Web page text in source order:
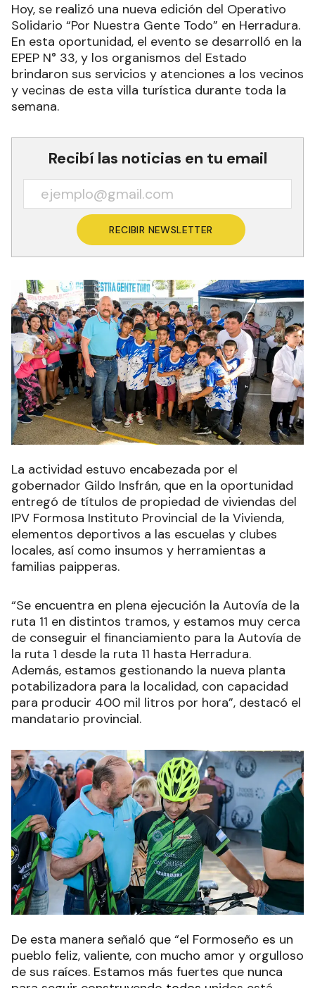
Hoy, se realizó una nueva edición del Operativo
Solidario “Por Nuestra Gente Todo” en Herradura.
En esta oportunidad, el evento se desarrolló en la
EPEP N° 33, y los organismos del Estado
brindaron sus servicios y atenciones a los vecinos
y vecinas de esta villa turística durante toda la
semana.
Recibí las noticias en tu email
RECIBIR NEWSLETTER
La actividad estuvo encabezada por el
gobernador Gildo Insfrán, que en la oportunidad
entregó de títulos de propiedad de viviendas del
IPV Formosa Instituto Provincial de la Vivienda,
elementos deportivos a las escuelas y clubes
locales, así como insumos y herramientas a
familias paipperas.
“Se encuentra en plena ejecución la Autovía de la
ruta 11 en distintos tramos, y estamos muy cerca
de conseguir el financiamiento para la Autovía de
la ruta 1 desde la ruta 11 hasta Herradura.
Además, estamos gestionando la nueva planta
potabilizadora para la localidad, con capacidad
para producir 400 mil litros por hora”, destacó el
mandatario provincial.
De esta manera señaló que “el Formoseño es un
pueblo feliz, valiente, con mucho amor y orgulloso
de sus raíces. Estamos más fuertes que nunca